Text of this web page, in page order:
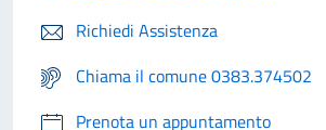
Richiedi Assistenza
Chiama il comune 0383.374502
Prenota un appuntamento